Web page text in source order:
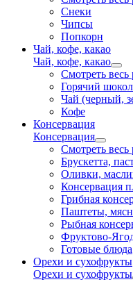
Снеки
Чипсы
Попкорн
Чай, кофе, какао
Чай, кофе, какао
Смотреть весь
Горячий
Чай (черный,
Кофе
Консервация
Консервация
Смотреть весь
Брускетта,
Оливки,
Консервация
Грибная
Паштеты,
Рыбная
Фруктово-
Готовые блюда
Орехи и сухофрукты
Орехи и сухофрукты